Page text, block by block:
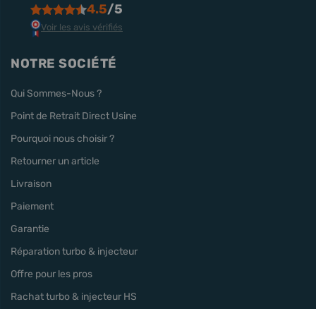
4.5/5
Voir les avis vérifiés
NOTRE SOCIÉTÉ
Qui Sommes-Nous ?
Point de Retrait Direct Usine
Pourquoi nous choisir ?
Retourner un article
Livraison
Paiement
Garantie
Réparation turbo & injecteur
Offre pour les pros
Rachat turbo & injecteur HS